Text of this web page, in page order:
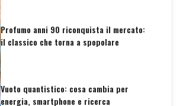
Profumo anni 90 riconquista il mercato:
il classico che torna a spopolare
Vuoto quantistico: cosa cambia per
energia, smartphone e ricerca